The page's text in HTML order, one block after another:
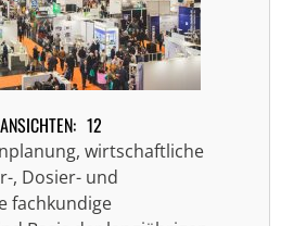
ANSICHTEN: 12
wirtschaftliche
, Dosier- und
fachkundige